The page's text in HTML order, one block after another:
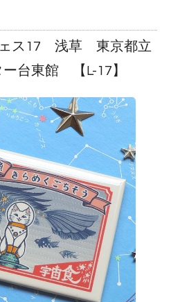
ス17 浅草 東京都立
台東館 【L-17】